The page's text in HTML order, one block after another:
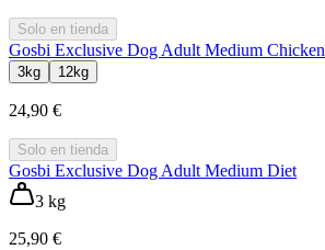
Solo en tienda
Gosbi Exclusive Dog Adult Medium Chicken
3kg 12kg
24,90 €
Solo en tienda
Gosbi Exclusive Dog Adult Medium Diet
3 kg
25,90 €